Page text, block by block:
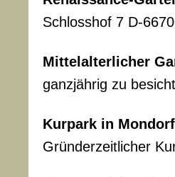
Schlosshof 7 D-
Mittelalterlicher
ganzjährig zu
Kurpark in
Gründerzeitlicher